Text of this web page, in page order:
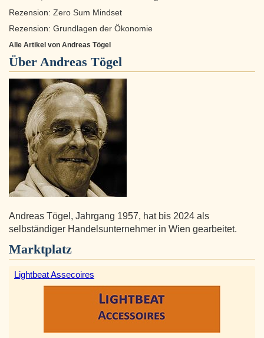
Rezension: Zero Sum Mindset
Rezension: Grundlagen der Ökonomie
Alle Artikel von Andreas Tögel
Über Andreas Tögel
Andreas Tögel, Jahrgang 1957, hat bis 2024 als
selbständiger Handelsunternehmer in Wien gearbeitet.
Marktplatz
Lightbeat Assecoires